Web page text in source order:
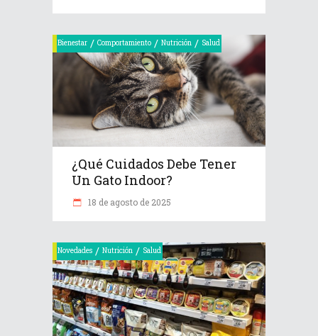
Bienestar / Comportamiento / Nutrición / Salud
¿Qué Cuidados Debe Tener
Un Gato Indoor?
18 de agosto de 2025
Novedades / Nutrición / Salud